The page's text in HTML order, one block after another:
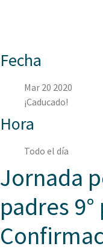
Fecha
Mar 20 2020
¡Caducado!
Hora
Todo el día
Jornada
padres